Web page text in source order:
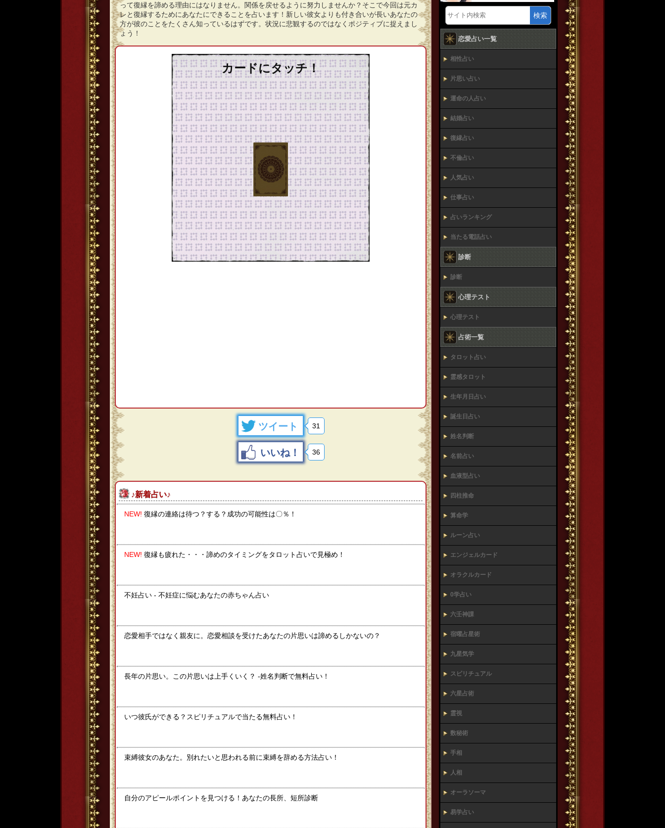
って復縁を諦める理由にはなりません。関係を戻せるように努力しませんか？そこで今回は元カ
レと復縁するためにあなたにできることを占います！新しい彼女よりも付き合いが長いあなたの
方が彼のことをたくさん知っているはずです。状況に悲観するのではなくポジティブに捉えまし
ょう！
カードにタッチ！
ツイート 31
いいね！ 36
♪新着占い♪
NEW! 復縁の連絡は待つ？する？成功の可能性は〇％！
NEW! 復縁も疲れた・・・諦めのタイミングをタロット占いで見極め！
不妊占い - 不妊症に悩むあなたの赤ちゃん占い
恋愛相手ではなく親友に。恋愛相談を受けたあなたの片思いは諦めるしかないの？
長年の片思い。この片思いは上手くいく？ -姓名判断で無料占い！
いつ彼氏ができる？スピリチュアルで当たる無料占い！
束縛彼女のあなた。別れたいと思われる前に束縛を辞める方法占い！
自分のアピールポイントを見つける！あなたの長所、短所診断
検索
恋愛占い一覧
相性占い
片思い占い
運命の人占い
結婚占い
復縁占い
不倫占い
人気占い
仕事占い
占いランキング
当たる電話占い
診断
診断
心理テスト
心理テスト
占術一覧
タロット占い
霊感タロット
生年月日占い
誕生日占い
姓名判断
名前占い
血液型占い
四柱推命
算命学
ルーン占い
エンジェルカード
オラクルカード
0学占い
六壬神課
宿曜占星術
九星気学
スピリチュアル
六星占術
霊視
数秘術
手相
人相
オーラソーマ
易学占い